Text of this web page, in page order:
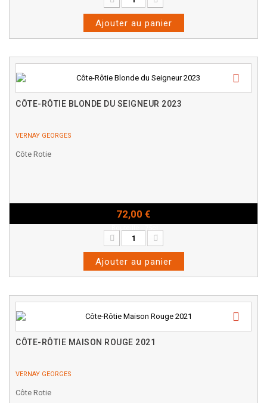
Ajouter au panier
CÔTE-RÔTIE BLONDE DU SEIGNEUR 2023
VERNAY GEORGES
Côte Rotie
72,00 €
Ajouter au panier
CÔTE-RÔTIE MAISON ROUGE 2021
VERNAY GEORGES
Côte Rotie